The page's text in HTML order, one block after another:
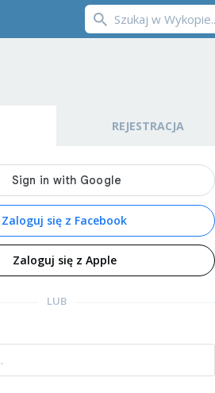
REJESTRACJA
Zaloguj się z Facebook
Zaloguj się z Apple
LUB